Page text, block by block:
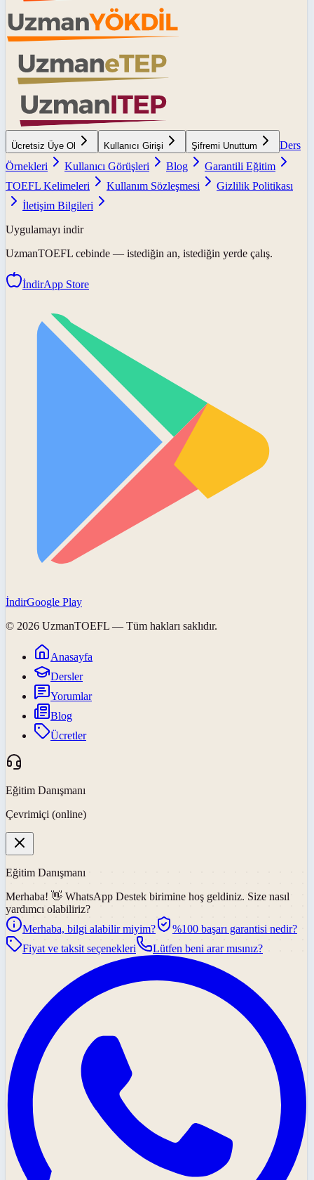
Ücretsiz Üye Ol Kullanıcı Girişi Şifremi Unuttum
Ders
Örnekleri
Kullanıcı Görüşleri Blog
Garantili Eğitim
TOEFL Kelimeleri
Kullanım Sözleşmesi
Gizlilik Politikası
İletişim Bilgileri
Uygulamayı indir
UzmanTOEFL cebinde — istediğin an, istediğin yerde çalış.
İndirApp Store
İndirGoogle Play
© 2026 UzmanTOEFL — Tüm hakları saklıdır.
Anasayfa
Dersler
Yorumlar
Blog
Ücretler
Eğitim Danışmanı
Çevrimiçi (online)
Eğitim Danışmanı
Merhaba! 👋 WhatsApp Destek birimine hoş geldiniz. Size nasıl
yardımcı olabiliriz?
Merhaba, bilgi alabilir miyim?
%100 başarı garantisi nedir?
Fiyat ve taksit seçenekleri
Lütfen beni arar mısınız?